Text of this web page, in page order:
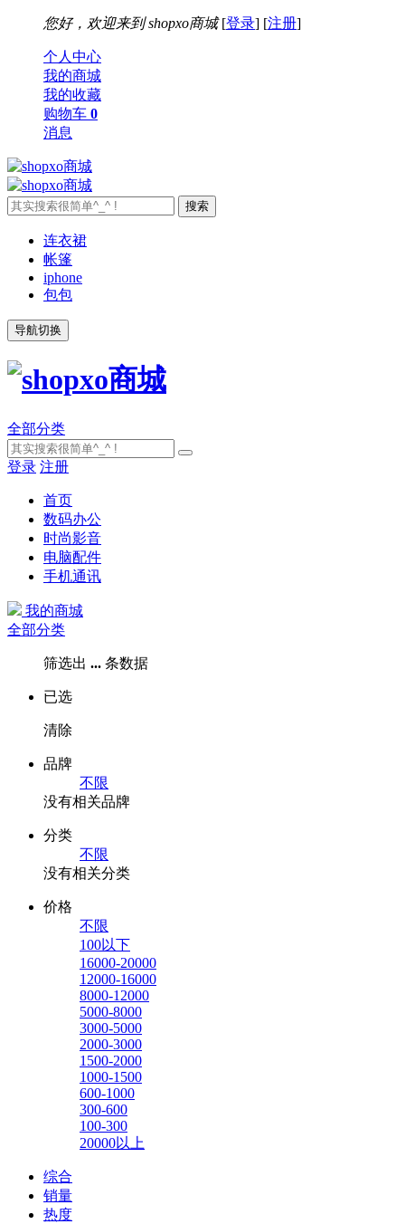
您好，欢迎来到 shopxo商城[登录] [注册]
个人中心
我的商城
我的收藏
购物车 0
消息
连衣裙
帐篷
iphone
包包
导航切换
全部分类
登录 注册
首页
数码办公
时尚影音
电脑配件
手机通讯
我的商城
全部分类
筛选出 ... 条数据
已选
清除
品牌
不限
没有相关品牌
分类
不限
没有相关分类
价格
不限
100以下
16000-20000
12000-16000
8000-12000
5000-8000
3000-5000
2000-3000
1500-2000
1000-1500
600-1000
300-600
100-300
20000以上
综合
销量
热度